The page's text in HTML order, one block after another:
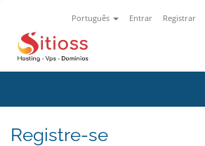
Português Entrar Registrar
Registre-se